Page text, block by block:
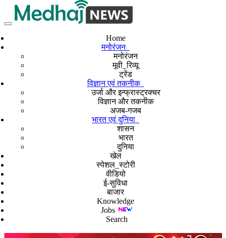
Home
मनोरंजन
मनोरंजन
मूवी_रिव्यू
ट्रेंड
विज्ञान एवं तकनीक
उर्जा और इन्फ्रास्ट्रक्चर
विज्ञान और तकनीक
अजब-गजब
भारत एवं दुनिया
शासन
भारत
दुनिया
खेल
स्पेशल_स्टोरी
वीडियो
ई-सुविधा
बाजार
Knowledge
Jobs
Search